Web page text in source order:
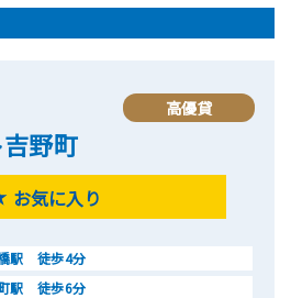
高優貸
野町
お気に入り
駅 徒歩4分
駅 徒歩6分